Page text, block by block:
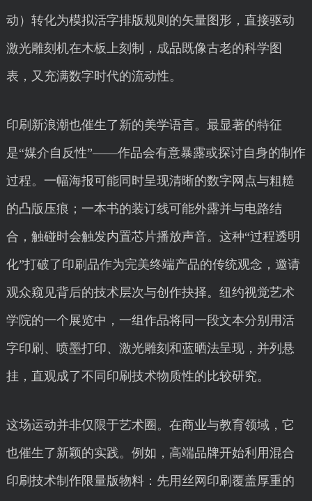
动）转化为模拟活字排版规则的矢量图形，直接驱动
激光雕刻机在木板上刻制，成品既像古老的科学图
表，又充满数字时代的流动性。
印刷新浪潮也催生了新的美学语言。最显著的特征
是“媒介自反性”——作品会有意暴露或探讨自身的制作
过程。一幅海报可能同时呈现清晰的数字网点与粗糙
的凸版压痕；一本书的装订线可能外露并与电路结
合，触碰时会触发内置芯片播放声音。这种“过程透明
化”打破了印刷品作为完美终端产品的传统观念，邀请
观众窥见背后的技术层次与创作抉择。纽约视觉艺术
学院的一个展览中，一组作品将同一段文本分别用活
字印刷、喷墨打印、激光雕刻和蓝晒法呈现，并列悬
挂，直观成了不同印刷技术物质性的比较研究。
这场运动并非仅限于艺术圈。在商业与教育领域，它
也催生了新颖的实践。例如，高端品牌开始利用混合
印刷技术制作限量版物料：先用丝网印刷覆盖厚重的